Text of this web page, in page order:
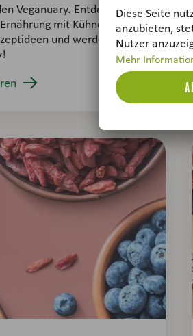
Veganuary. Entdecke eine
mit Kühne. Finde
und werde Teil von